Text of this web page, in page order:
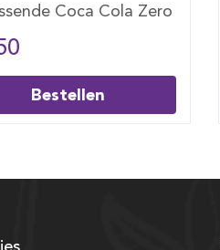
Coca Cola
Bestellen